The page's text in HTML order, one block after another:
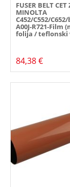
FUSER BELT CET
MINOLTA
C452/C552/
A00J-R721-Film
folija / teflonski
84,38 €